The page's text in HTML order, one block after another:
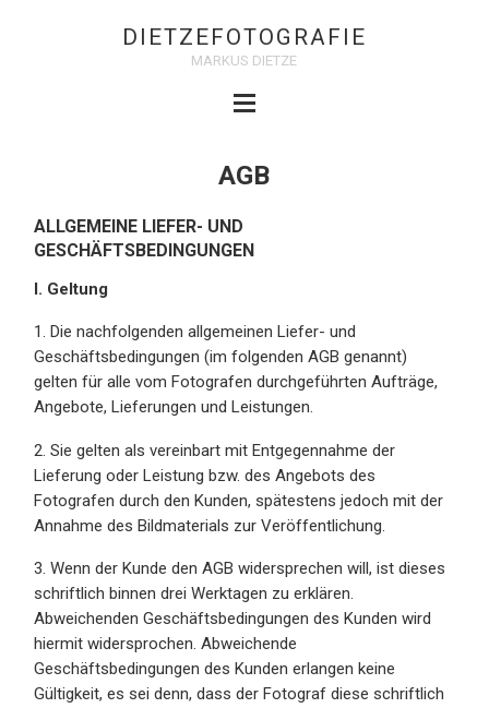
DIETZEFOTOGRAFIE
MARKUS DIETZE
AGB
ALLGEMEINE LIEFER- UND
GESCHÄFTSBEDINGUNGEN
I. Geltung
1. Die nachfolgenden allgemeinen Liefer- und
Geschäftsbedingungen (im folgenden AGB genannt)
gelten für alle vom Fotografen durchgeführten Aufträge,
Angebote, Lieferungen und Leistungen.
2. Sie gelten als vereinbart mit Entgegennahme der
Lieferung oder Leistung bzw. des Angebots des
Fotografen durch den Kunden, spätestens jedoch mit der
Annahme des Bildmaterials zur Veröffentlichung.
3. Wenn der Kunde den AGB widersprechen will, ist dieses
schriftlich binnen drei Werktagen zu erklären.
Abweichenden Geschäftsbedingungen des Kunden wird
hiermit widersprochen. Abweichende
Geschäftsbedingungen des Kunden erlangen keine
Gültigkeit, es sei denn, dass der Fotograf diese schriftlich